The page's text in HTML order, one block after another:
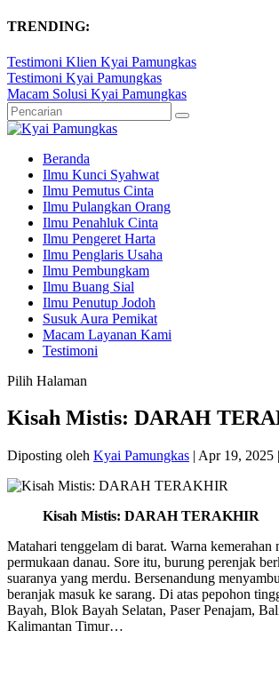
TRENDING:
Testimoni Klien Kyai Pamungkas
Testimoni Kyai Pamungkas
Macam Solusi Kyai Pamungkas
Beranda
Ilmu Kunci Syahwat
Ilmu Pemutus Cinta
Ilmu Pulangkan Orang
Ilmu Penahluk Cinta
Ilmu Pengeret Harta
Ilmu Penglaris Usaha
Ilmu Pembungkam
Ilmu Buang Sial
Ilmu Penutup Jodoh
Susuk Aura Pemikat
Macam Layanan Kami
Testimoni
Pilih Halaman
Kisah Mistis: DARAH
Diposting oleh Kyai Pamungkas | Apr 19, 2025 |
Kisah Mistis: DARAH TERAKHIR
Matahari tenggelam di barat. Warna kemerahan
permukaan danau. Sore itu, burung perenjak
suaranya yang merdu. Bersenandung
beranjak masuk ke sarang. Di atas pepohon
Bayah, Blok Bayah Selatan, Paser Penajam,
Kalimantan Timur…